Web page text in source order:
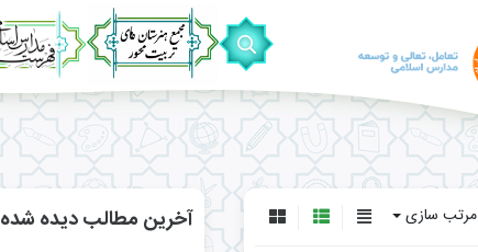
مرتب سازی آخرین مطالب دیده شده